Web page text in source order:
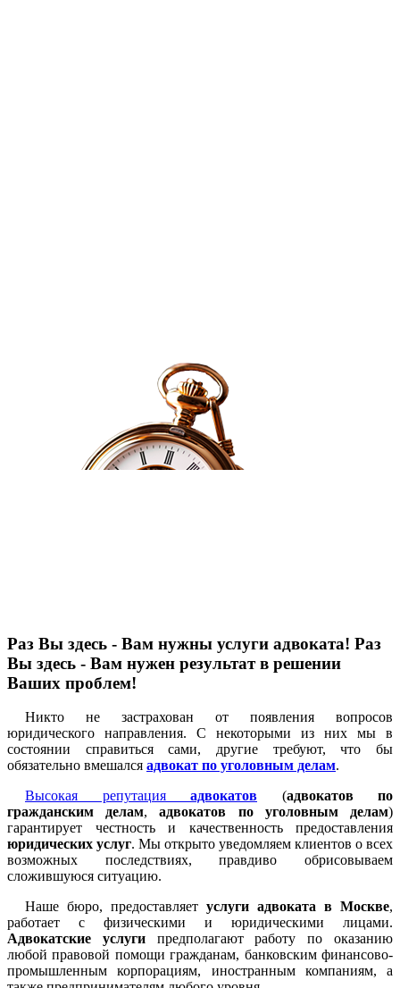
Раз Вы здесь - Вам нужны услуги адвоката! Раз
Вы здесь - Вам нужен результат в решении
Ваших проблем!
Никто не застрахован от появления вопросов
юридического направления. С некоторыми из них мы в
состоянии справиться сами, другие требуют, что бы
обязательно вмешался адвокат по уголовным делам.
Высокая репутация адвокатов (адвокатов по
гражданским делам,адвокатов по уголовным делам)
гарантирует честность и качественность предоставления
юридических услуг. Мы открыто уведомляем клиентов о всех
возможных последствиях, правдиво обрисовываем
сложившуюся ситуацию.
Наше бюро, предоставляет услуги адвоката в Москве,
работает с физическими и юридическими лицами.
Адвокатские услугипредполагают работу по оказанию
любой правовой помощи гражданам, банковским финансово-
промышленным корпорациям, иностранным компаниям, а